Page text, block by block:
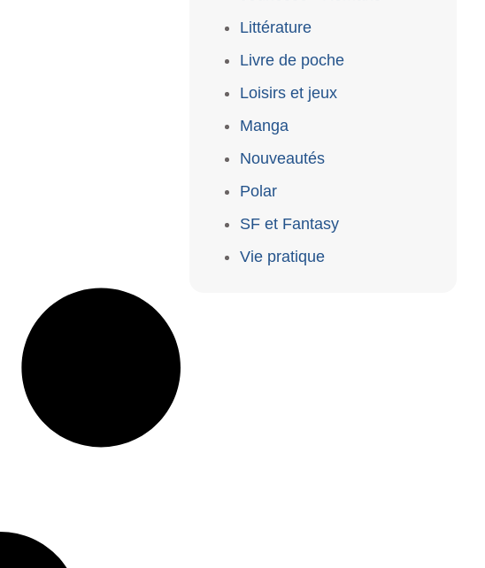
Littérature
Livre de poche
Loisirs et jeux
Manga
Nouveautés
Polar
SF et Fantasy
Vie pratique